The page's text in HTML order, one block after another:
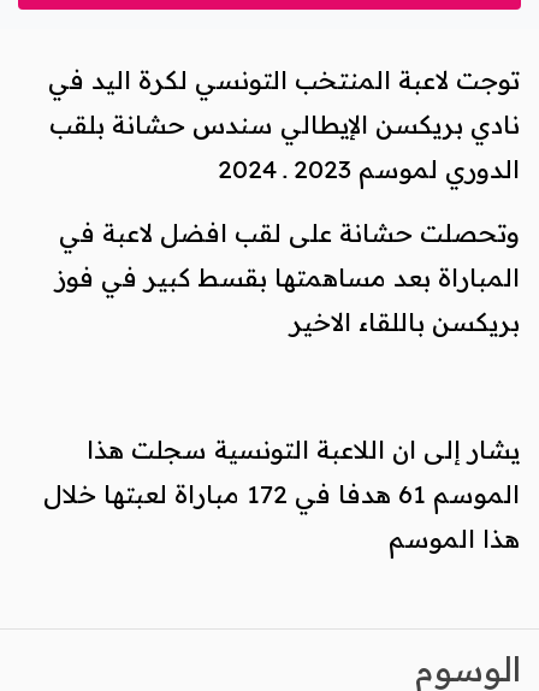
توجت لاعبة المنتخب التونسي لكرة اليد في
نادي بريكسن الإيطالي سندس حشانة بلقب
الدوري لموسم 2023 ـ 2024
وتحصلت حشانة على لقب افضل لاعبة في
المباراة بعد مساهمتها بقسط كبير في فوز
بريكسن باللقاء الاخير
يشار إلى ان اللاعبة التونسية سجلت هذا
الموسم 61 هدفا في 172 مباراة لعبتها خلال
هذا الموسم
الوسوم